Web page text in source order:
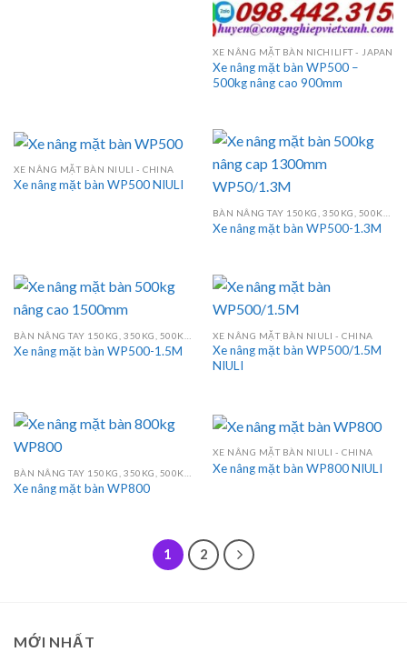
XE NÂNG MẶT BÀN NICHILIFT - JAPAN
Xe nâng mặt bàn WP500 –
500kg nâng cao 900mm
XE NÂNG MẶT BÀN NIULI - CHINA
Xe nâng mặt bàn WP500 NIULI
Xe nâng mặt bàn WP500-1.3M
Xe nâng mặt bàn WP500-1.5M
XE NÂNG MẶT BÀN NIULI - CHINA
Xe nâng mặt bàn WP500/1.5M
NIULI
Xe nâng mặt bàn WP800
XE NÂNG MẶT BÀN NIULI - CHINA
Xe nâng mặt bàn WP800 NIULI
1 2
MỚI NHẤT